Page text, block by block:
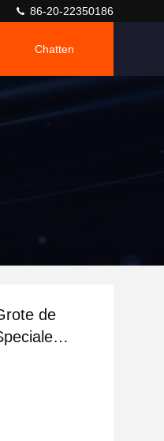
86-20-22350186
Chatten
de